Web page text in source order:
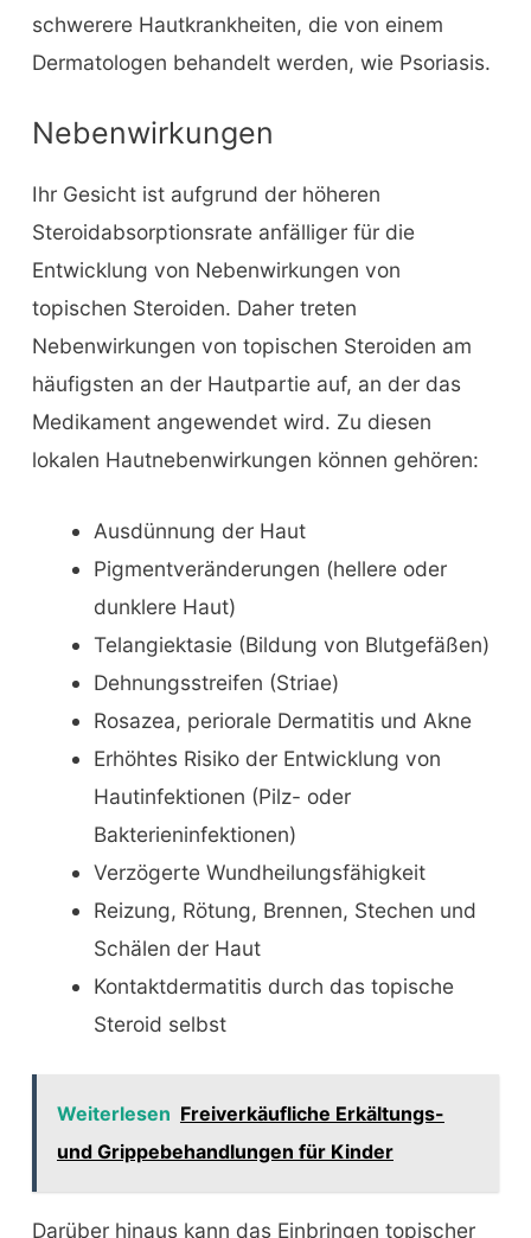
schwerere Hautkrankheiten, die von einem
Dermatologen behandelt werden, wie Psoriasis.
Nebenwirkungen
Ihr Gesicht ist aufgrund der höheren
Steroidabsorptionsrate anfälliger für die
Entwicklung von Nebenwirkungen von
topischen Steroiden. Daher treten
Nebenwirkungen von topischen Steroiden am
häufigsten an der Hautpartie auf, an der das
Medikament angewendet wird. Zu diesen
lokalen Hautnebenwirkungen können gehören:
Ausdünnung der Haut
Pigmentveränderungen (hellere oder
dunklere Haut)
Telangiektasie (Bildung von Blutgefäßen)
Dehnungsstreifen (Striae)
Rosazea, periorale Dermatitis und Akne
Erhöhtes Risiko der Entwicklung von
Hautinfektionen (Pilz- oder
Bakterieninfektionen)
Verzögerte Wundheilungsfähigkeit
Reizung, Rötung, Brennen, Stechen und
Schälen der Haut
Kontaktdermatitis durch das topische
Steroid selbst
Weiterlesen Freiverkäufliche Erkältungs-
und Grippebehandlungen für Kinder
Darüber hinaus kann das Einbringen topischer